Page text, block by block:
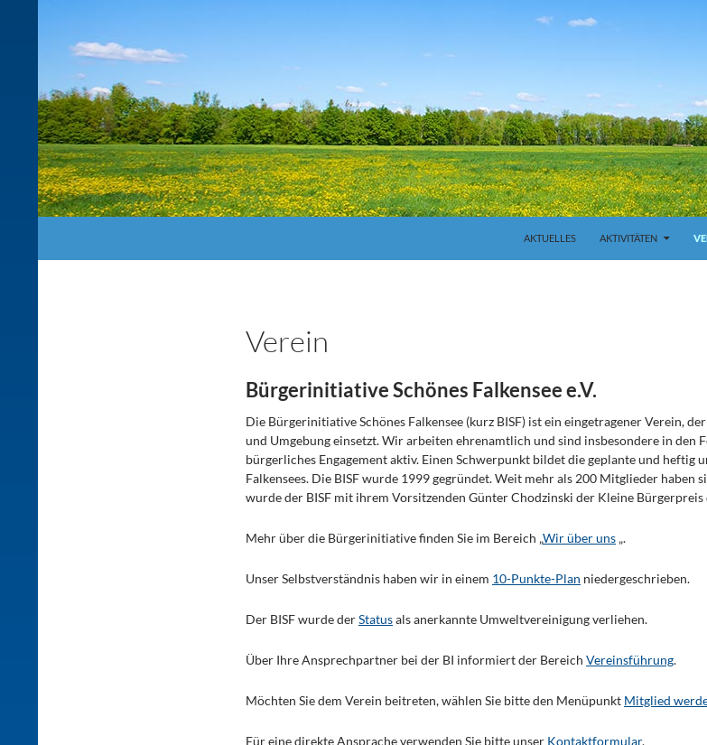
AKTUELLES
AKTIVITÄTEN
Verein
Bürgerinitiative Schönes Falkensee e.V.
Die Bürgerinitiative Schönes Falkensee (kurz BISF) ist ein eingetragener Verein,
und Umgebung einsetzt. Wir arbeiten ehrenamtlich und sind insbesondere in den
bürgerliches Engagement aktiv. Einen Schwerpunkt bildet die geplante und heftig
Falkensees. Die BISF wurde 1999 gegründet. Weit mehr als 200 Mitglieder haben
wurde der BISF mit ihrem Vorsitzenden Günter Chodzinski der Kleine Bürgerpreis
Mehr über die Bürgerinitiative finden Sie im Bereich „Wir über uns „.
Unser Selbstverständnis haben wir in einem 10-Punkte-Plan niedergeschrieben.
Der BISF wurde derStatusals anerkannte Umweltvereinigung verliehen.
Über Ihre Ansprechpartner bei der BI informiert der Bereich Vereinsführung.
Möchten Sie dem Verein beitreten, wählen Sie bitte den Menüpunkt Mitglied
Für eine direkte Ansprache verwenden Sie bitte unser Kontaktformular.